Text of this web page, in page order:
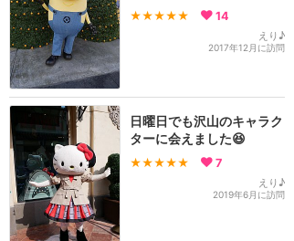
★★★★★ 14
えり♪
2017年12月に訪問
日曜日でも沢山のキャラク
ターに会えました😆
★★★★★ 7
えり♪
2019年6月に訪問